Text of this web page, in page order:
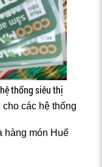
thống siêu thị
cho các hệ thống
hàng món Huế